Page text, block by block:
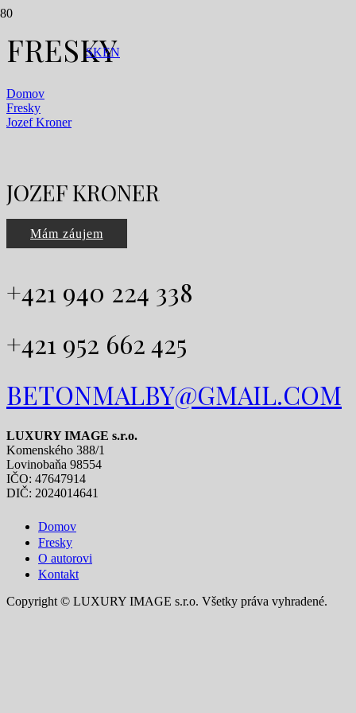
SKEN
FRESKY
Domov
Fresky
Jozef Kroner
JOZEF KRONER
Mám záujem
+421 940 224 338
+421 952 662 425
BETONMALBY@GMAIL.COM
LUXURY IMAGE s.r.o.
Komenského 388/1
Lovinobaňa 98554
IČO: 47647914
DIČ: 2024014641
Domov
Fresky
O autorovi
Kontakt
Copyright © LUXURY IMAGE s.r.o. Všetky práva vyhradené.